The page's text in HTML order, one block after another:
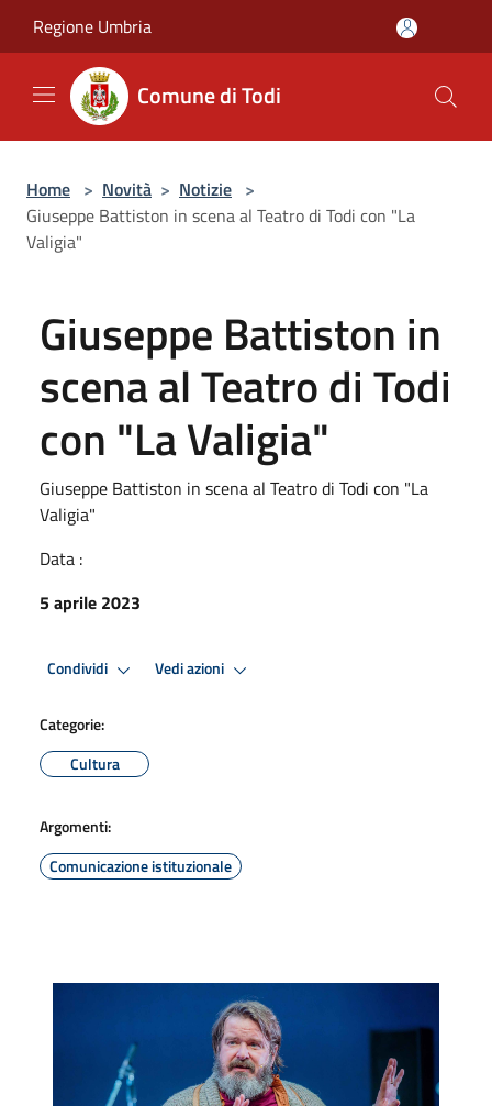
Regione Umbria
Comune di Todi
Home > Novità > Notizie >
Giuseppe Battiston in scena al Teatro di Todi con "La
Valigia"
Giuseppe Battiston in
scena al Teatro di Todi
con "La Valigia"
Giuseppe Battiston in scena al Teatro di Todi con "La
Valigia"
Data :
5 aprile 2023
Condividi Vedi azioni
Categorie:
Cultura
Argomenti:
Comunicazione istituzionale